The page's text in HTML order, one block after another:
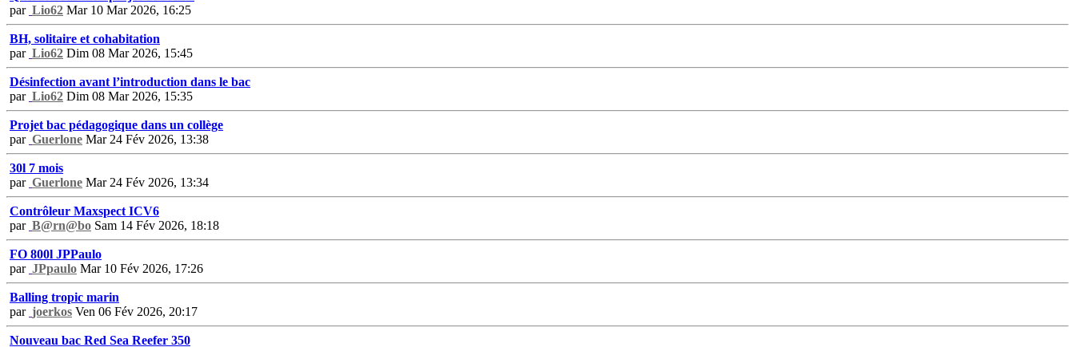
par Lio62 Mar 10 Mar 2026, 16:25
BH, solitaire et cohabitation
par Lio62 Dim 08 Mar 2026, 15:45
Désinfection avant l’introduction dans le bac
par Lio62 Dim 08 Mar 2026, 15:35
Projet bac pédagogique dans un collège
par Guerlone Mar 24 Fév 2026, 13:38
30l 7 mois
par Guerlone Mar 24 Fév 2026, 13:34
Contrôleur Maxspect ICV6
par B@rn@bo Sam 14 Fév 2026, 18:18
FO 800l JPPaulo
par JPpaulo Mar 10 Fév 2026, 17:26
Balling tropic marin
par joerkos Ven 06 Fév 2026, 20:17
Nouveau bac Red Sea Reefer 350